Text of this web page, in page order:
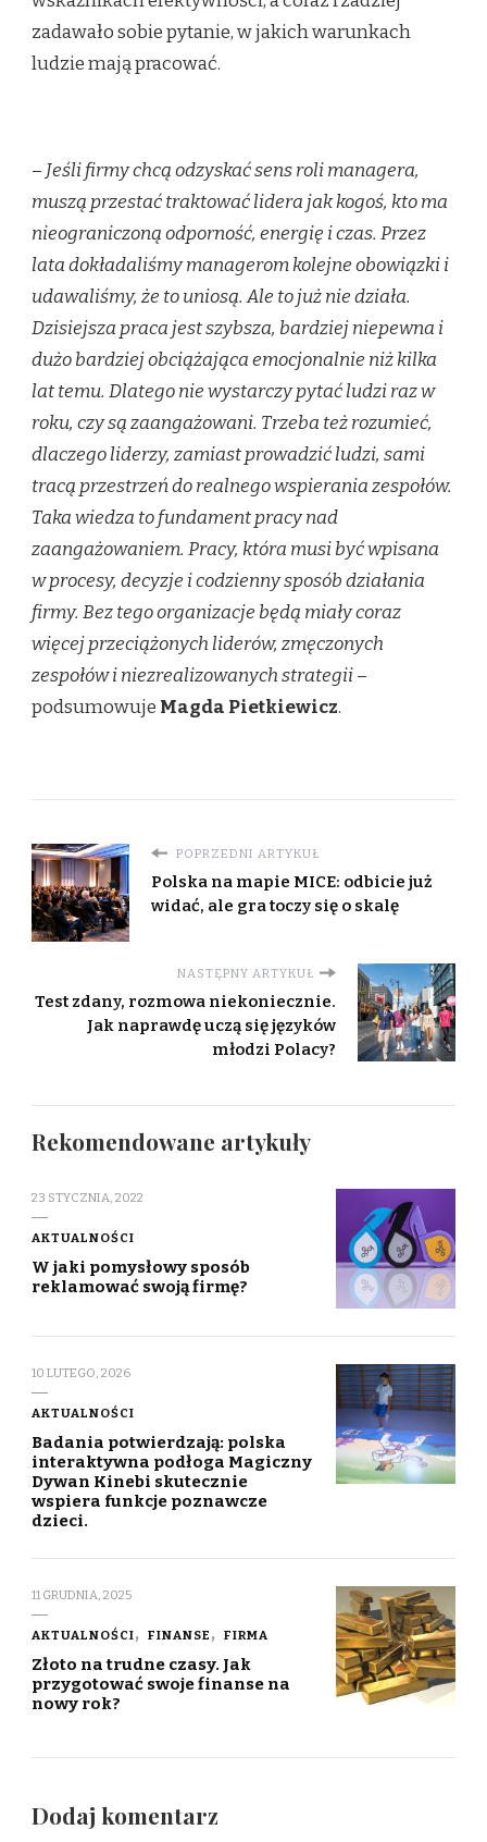
zadawało sobie pytanie, w jakich warunkach
ludzie mają pracować.
– Jeśli firmy chcą odzyskać sens roli managera,
muszą przestać traktować lidera jak kogoś, kto ma
nieograniczoną odporność, energię i czas. Przez
lata dokładaliśmy managerom kolejne obowiązki i
udawaliśmy, że to uniosą. Ale to już nie działa.
Dzisiejsza praca jest szybsza, bardziej niepewna i
dużo bardziej obciążająca emocjonalnie niż kilka
lat temu. Dlatego nie wystarczy pytać ludzi raz w
roku, czy są zaangażowani. Trzeba też rozumieć,
dlaczego liderzy, zamiast prowadzić ludzi, sami
tracą przestrzeń do realnego wspierania zespołów.
Taka wiedza to fundament pracy nad
zaangażowaniem. Pracy, która musi być wpisana
w procesy, decyzje i codzienny sposób działania
firmy. Bez tego organizacje będą miały coraz
więcej przeciążonych liderów, zmęczonych
zespołów i niezrealizowanych strategii–
podsumowuje Magda Pietkiewicz.
POPRZEDNI ARTYKUŁ
Polska na mapie MICE: odbicie już
widać, ale gra toczy się o skalę
NASTĘPNY ARTYKUŁ
Test zdany, rozmowa niekoniecznie.
Jak naprawdę uczą się języków
młodzi Polacy?
Rekomendowane artykuły
23 STYCZNIA, 2022
AKTUALNOŚCI
W jaki pomysłowy sposób
reklamować swoją firmę?
10 LUTEGO, 2026
AKTUALNOŚCI
Badania potwierdzają: polska
interaktywna podłoga Magiczny
Dywan Kinebi skutecznie
wspiera funkcje poznawcze
dzieci.
11 GRUDNIA, 2025
AKTUALNOŚCI FINANSE FIRMA
Złoto na trudne czasy. Jak
przygotować swoje finanse na
nowy rok?
Dodaj komentarz